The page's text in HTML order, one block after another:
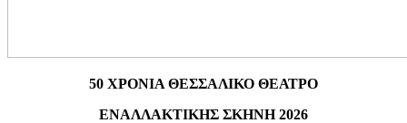
50 ΧΡΟΝΙΑ ΘΕΣΣΑΛΙΚΟ ΘΕΑΤΡΟ
ΕΝΑΛΛΑΚΤΙΚΗΣ ΣΚΗΝΗ 2026